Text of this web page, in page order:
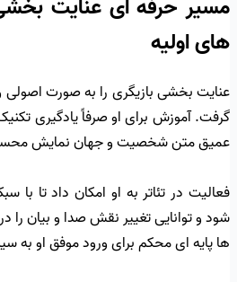
مسیر حرفه ای عنایت
های اولیه
عنایت بخشی بازیگری را به صورت اصولی
گرفت. آموزش برای او صرفاً یادگیری
عمیق متن شخصیت و جهان نمایش
فعالیت در تئاتر به او امکان داد تا
شود و توانایی تغییر نقش صدا و بیان
ها پایه ای محکم برای ورود موفق او به